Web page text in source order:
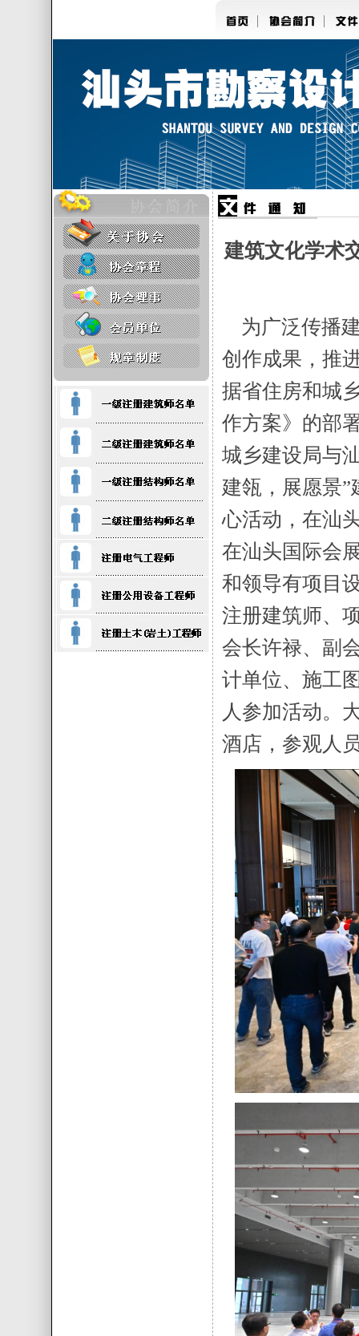
建筑文化学术
为广泛传播
创作成果，推
据省住房和城
作方案》的部
城乡建设局与
建瓴，展愿景
心活动，在汕
在汕头国际会
和领导有项目
注册建筑师、
会长许禄、副
计单位、施工
人参加活动。
酒店，参观人